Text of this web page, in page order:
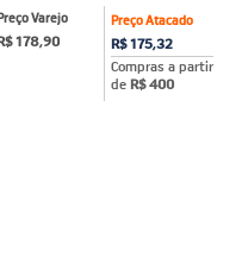
Preço Atacado
R$ 175,32
Compras a partir
de R$ 400
Varejo
178,90